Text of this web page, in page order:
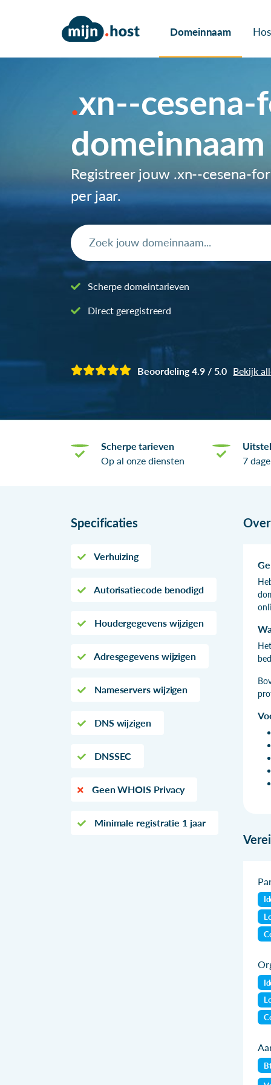
Domeinnaam
xn--
domeinnaam
Registreer jouw .xn--cesena-
per jaar.
Scherpe domeintarieven
Direct geregistreerd
Beoordeling 4.9 / 5.0 Bekijk
Scherpe tarieven
Op al onze diensten
7
Specificaties
Verhuizing
Autorisatiecode benodigd
Houdergegevens wijzigen
Adresgegevens wijzigen
Nameservers wijzigen
DNS wijzigen
DNSSEC
Geen WHOIS Privacy
Minimale registratie 1 jaar
Over